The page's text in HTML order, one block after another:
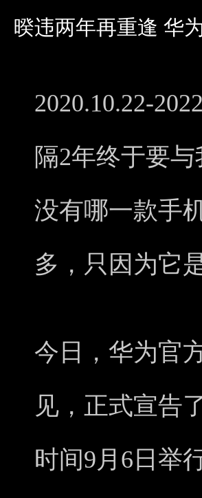
暌违两年再重逢 华
2020.10.22-
隔2年终于要
没有哪一款手
多，只因为它
今日，华为官
见，正式宣告
时间9月6日举